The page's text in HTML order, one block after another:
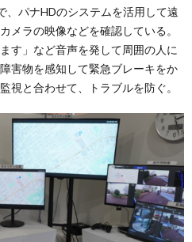
、パナHDのシステムを活用して遠
メラの映像などを確認している。
す」など音声を発して周囲の人に
害物を感知して緊急ブレーキをか
視と合わせて、トラブルを防ぐ。